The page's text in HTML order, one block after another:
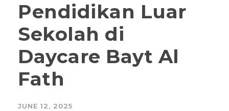
Pendidikan Luar
Sekolah di
Daycare Bayt Al
Fath
JUNE 12, 2025